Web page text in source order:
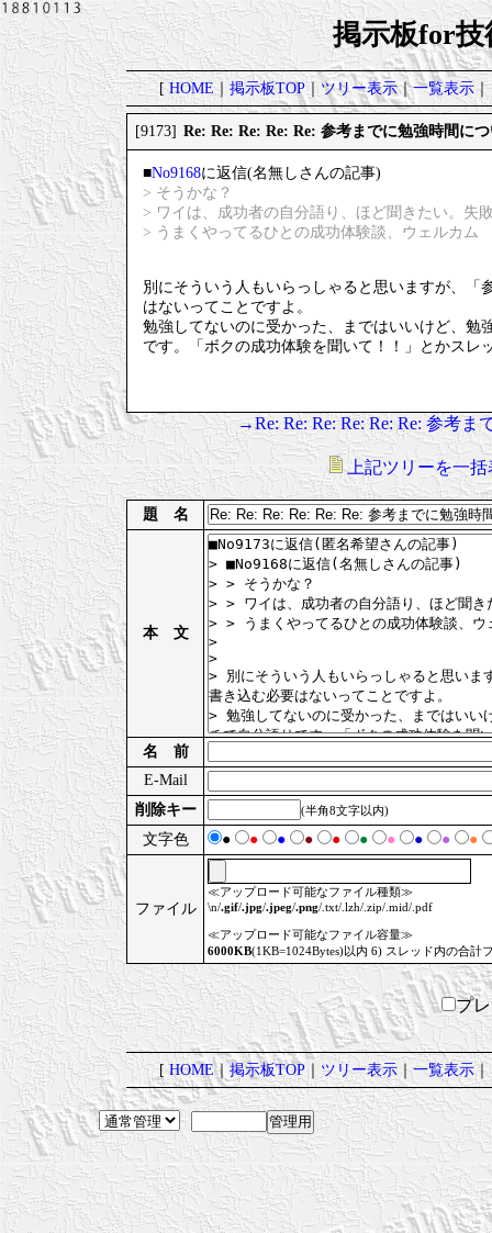
掲示板for技
[HOME｜掲示板TOP｜ツリー表示｜一覧表示｜
[9173] Re: Re: Re: Re: Re: 参考までに勉強時間に
■No9168に返信(名無しさんの記事)
> そうかな？
> ワイは、成功者の自分語り、ほど聞きたい。失
> うまくやってるひとの成功体験談、ウェルカム
別にそういう人もいらっしゃると思いますが、
はないってことですよ。
勉強してないのに受かった、まではいいけど、勉
です。「ボクの成功体験を聞いて！！」とかスレ
→Re: Re: Re: Re: Re: Re: 参考
上記ツリーを一括
題 名
本 文
名 前
E-Mail
削除キー
(半角8文字以内)
文字色 ● ● ● ● ● ● ● ● ● ●
ファイル
≪アップロード可能なファイル種類≫
\n/.gif/.jpg/.jpeg/.png/.txt/.lzh/.zip/.mid/.pdf
≪アップロード可能なファイル容量≫
6000KB(1KB=1024Bytes)以内 6) スレッド内の合計
プ
[HOME｜掲示板TOP｜ツリー表示｜一覧表示｜